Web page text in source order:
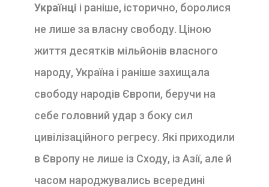
Українці і раніше, історично, боролися
не лише за власну свободу. Ціною
життя десятків мільйонів власного
народу, Україна і раніше захищала
свободу народів Європи, беручи на
себе головний удар з боку сил
цивілізаційного регресу. Які приходили
в Європу не лише із Сходу, із Азії, але й
часом народжувались всередині